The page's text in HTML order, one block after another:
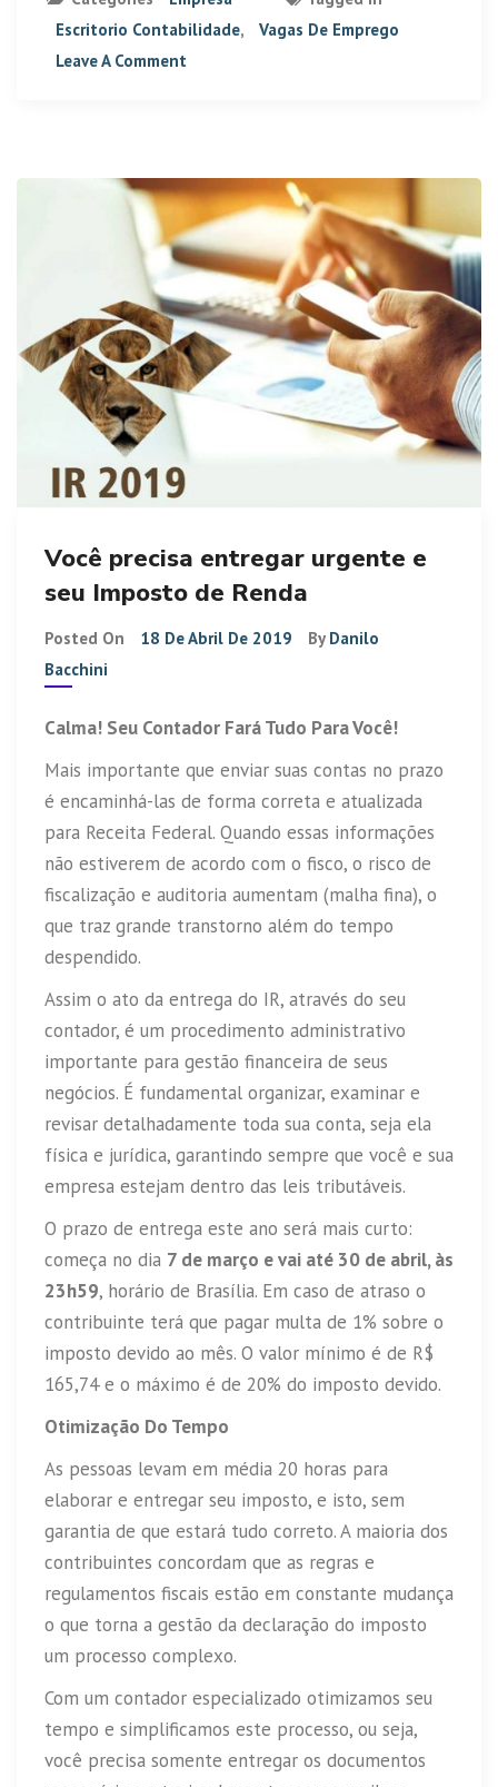
Escritorio Contabilidade,
Vagas De Emprego
Leave A Comment
Você precisa entregar urgente e
seu Imposto de Renda
Posted On 18 De Abril De 2019 By Danilo
Bacchini
Calma! Seu Contador Fará Tudo Para Você!
Mais importante que enviar suas contas no prazo
é encaminhá-las de forma correta e atualizada
para Receita Federal. Quando essas informações
não estiverem de acordo com o fisco, o risco de
fiscalização e auditoria aumentam (malha fina), o
que traz grande transtorno além do tempo
despendido.
Assim o ato da entrega do IR, através do seu
contador, é um procedimento administrativo
importante para gestão financeira de seus
negócios. É fundamental organizar, examinar e
revisar detalhadamente toda sua conta, seja ela
física e jurídica, garantindo sempre que você e sua
empresa estejam dentro das leis tributáveis.
O prazo de entrega este ano será mais curto:
começa no dia 7 de março e vai até 30 de abril, às
23h59, horário de Brasília. Em caso de atraso o
contribuinte terá que pagar multa de 1% sobre o
imposto devido ao mês. O valor mínimo é de R$
165,74 e o máximo é de 20% do imposto devido.
Otimização Do Tempo
As pessoas levam em média 20 horas para
elaborar e entregar seu imposto, e isto, sem
garantia de que estará tudo correto. A maioria dos
contribuintes concordam que as regras e
regulamentos fiscais estão em constante mudança
o que torna a gestão da declaração do imposto
um processo complexo.
Com um contador especializado otimizamos seu
tempo e simplificamos este processo, ou seja,
você precisa somente entregar os documentos